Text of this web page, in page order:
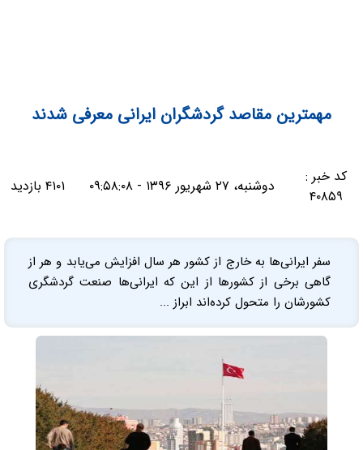
مهمترین مقاصد گردشگران ایرانی معرفی شدند
کد خبر :
۴۰۸۵۹
دوشنبه، ۲۷ شهریور ۱۳۹۶ - ۰۹:۵۸:۰۸ ۴۱۰۱ بازدید
سفر ایرانی‌ها به خارج از کشور هر سال افزایش می‌یابد و هر از
گاهی برخی از کشورها از این که ایرانی‌ها صنعت گردشگری
کشورشان را متحول کرده‌اند ابراز ...